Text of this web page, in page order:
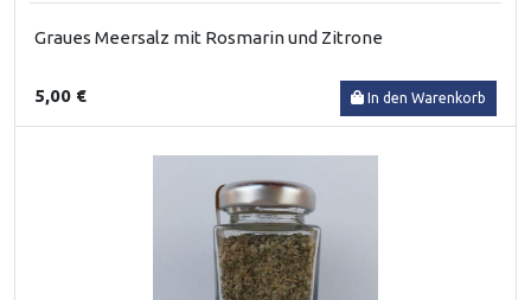
Graues Meersalz mit Rosmarin und Zitrone
5,00 € In den Warenkorb